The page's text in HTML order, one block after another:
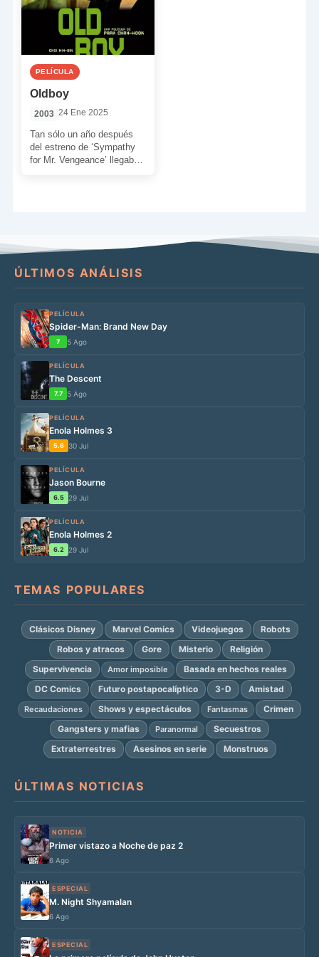
PELÍCULA
Oldboy
2003 24 Ene 2025
Tan sólo un año después
del estreno de ‘Sympathy
for Mr. Vengeance’ llegaba
ÚLTIMOS ANÁLISIS
PELÍCULA
Spider-Man: Brand New Day
7 5 Ago
PELÍCULA
The Descent
7.7 5 Ago
PELÍCULA
Enola Holmes 3
5.6 30 Jul
PELÍCULA
Jason Bourne
6.5 29 Jul
PELÍCULA
Enola Holmes 2
6.2 29 Jul
TEMAS POPULARES
Clásicos Disney Marvel Comics Videojuegos
Robots
Robos y atracos
Gore Misterio
Religión
Supervivencia
Amor imposible
Basada en hechos reales
DC Comics
Futuro postapocalíptico 3-D Amistad
Recaudaciones Shows y espectáculos Fantasmas
Crimen
Gangsters y mafias
Paranormal
Secuestros
Extraterrestres
Asesinos en serie Monstruos
ÚLTIMAS NOTICIAS
NOTICIA
Primer vistazo a Noche de paz 2
6 Ago
ESPECIAL
M. Night Shyamalan
6 Ago
ESPECIAL